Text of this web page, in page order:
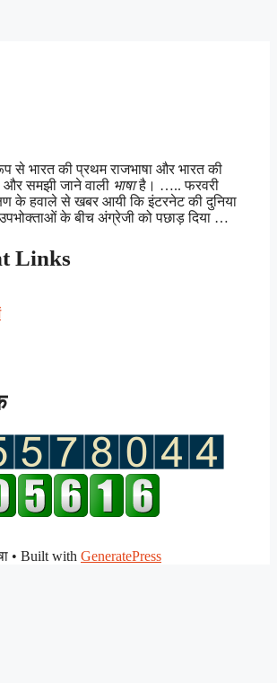
से भारत की प्रथम राजभाषा और भारत की
समझी जाने वाली भाषाहै। ….. फरवरी
के हवाले से खबर आयी कि इंटरनेट की दुनिया
के बीच अंग्रेजी को पछाड़ दिया …
Links
• Built with GeneratePress